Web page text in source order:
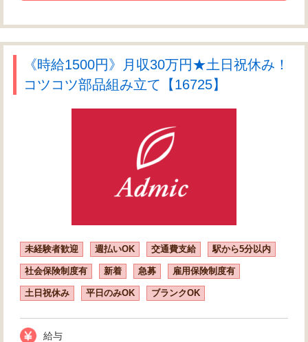
《時給1500円》月収30万円★土日祝休み！
コツコツ部品組み立て【16725】
未経験者歓迎 週払いOK 交通費支給 駅から5分以内
社会保険制度有 新着 急募 雇用保険制度有
土日祝休み 平日のみOK ブランクOK
給与